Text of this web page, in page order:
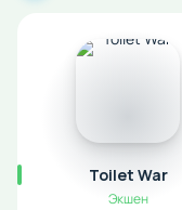
Toilet War
Экшен